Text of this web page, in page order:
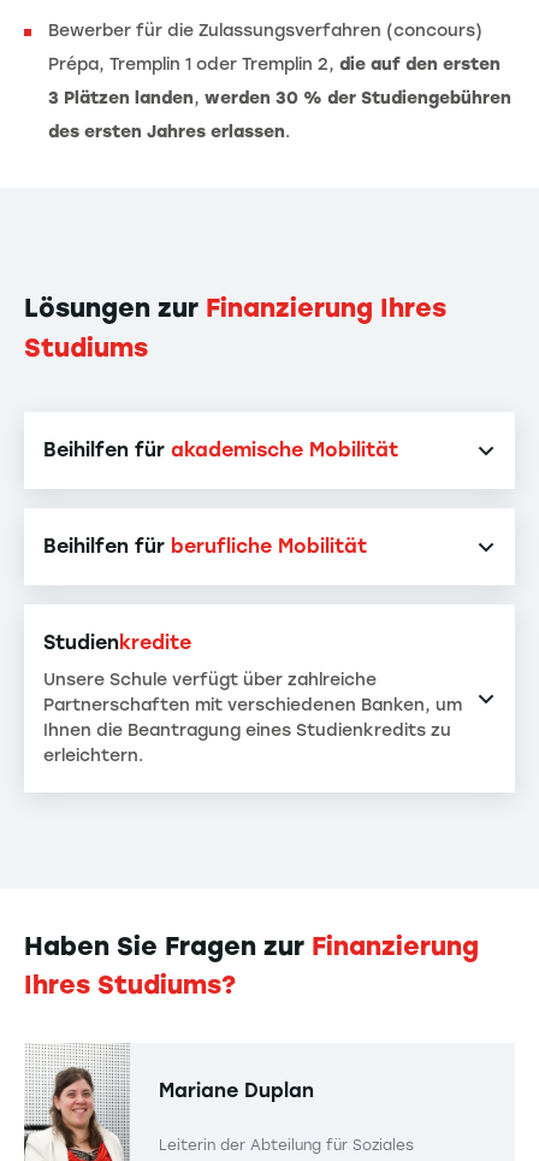
Bewerber für die Zulassungsverfahren (concours)
Prépa, Tremplin 1 oder Tremplin 2, die auf den ersten
3 Plätzen landen, werden 30 % der Studiengebühren
des ersten Jahres erlassen.
Lösungen zur Finanzierung Ihres
Studiums
Beihilfen für akademische Mobilität
ERASMUS-Stipendium- Bewerbungen das ganze
akademische Jahr über möglich
AMI (CROUS) und UNISTRA-Stipendium
Beihilfen für berufliche Mobilität
ERASMUS + Praktikum
AMI - Praktikum
UNISTRA + Praktikum
Studienkredite
Unsere Schule verfügt über zahlreiche
Partnerschaften mit verschiedenen Banken, um
Ihnen die Beantragung eines Studienkredits zu
erleichtern.
Haben Sie Fragen zur Finanzierung
Ihres Studiums?
Mariane Duplan
Leiterin der Abteilung für Soziales